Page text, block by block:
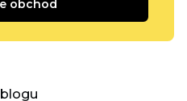
obchod